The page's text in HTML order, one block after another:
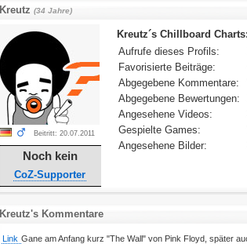
Kreutz (34 Jahre)
Beitritt: 20.07.2011
Noch kein
CoZ-Supporter
Kreutz´s Chillboard Charts:
Aufrufe dieses Profils:
Favorisierte Beiträge:
Abgegebene Kommentare:
Abgegebene Bewertungen:
Angesehene Videos:
Gespielte Games:
Angesehene Bilder:
Kreutz's Kommentare
Link Gane am Anfang kurz "The Wall" von Pink Floyd, später